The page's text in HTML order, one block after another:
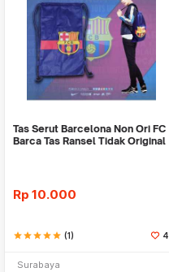
Tas Serut Barcelona Non Ori FC
Barca Tas Ransel Tidak Original
Rp 10.000
starstarstarstarstar (1) 4
Surabaya